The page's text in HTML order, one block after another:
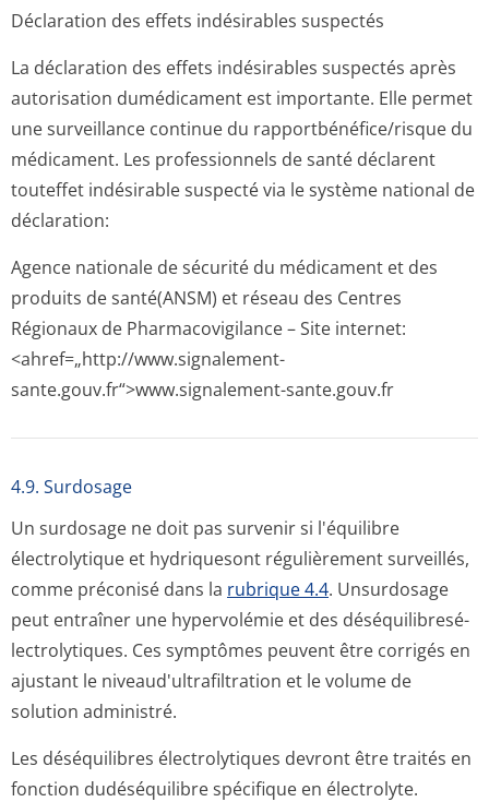
Déclaration des effets indésirables suspectés
La déclaration des effets indésirables suspectés après
autorisation dumédicament est importante. Elle permet
une surveillance continue du rapportbénéfi­ce/risque du
médicament. Les professionnels de santé déclarent
touteffet indésirable suspecté via le système national de
déclaration:
Agence nationale de sécurité du médicament et des
produits de santé(ANSM) et réseau des Centres
Régionaux de Pharmacovigilance – Site internet:
<ahref=„http://­www.signalement-
sante.gouv.fr“>www­.signalement-sante.gouv.fr
4.9. Surdosage
Un surdosage ne doit pas survenir si l'équilibre
électrolytique et hydriquesont régulièrement surveillés,
comme préconisé dans la rubrique 4.4. Unsurdosage
peut entraîner une hypervolémie et des déséquilibresé­
lectrolytiques. Ces symptômes peuvent être corrigés en
ajustant le niveaud'ultra­filtration et le volume de
solution administré.
Les déséquilibres électrolytiques devront être traités en
fonction dudéséquilibre spécifique en électrolyte.